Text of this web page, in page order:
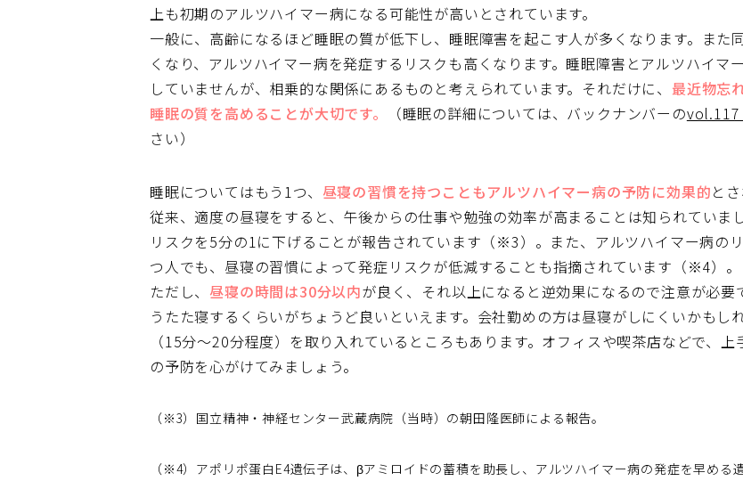
上も初期のアルツハイマー病になる可能性が高いとされています。
一般に、高齢になるほど睡眠の質が低下し、睡眠障害を起こす人が多くなります。また
くなり、アルツハイマー病を発症するリスクも高くなります。睡眠障害とアルツハイマ
していませんが、相乗的な関係にあるものと考えられています。それだけに、 最近物忘
睡眠の質を高めることが大切です。
（睡眠の詳細については、バックナンバーのvol.117
さい）
睡眠についてはもう1つ、 昼寝の習慣を持つこともアルツハイマー病の予防に効果的と
従来、適度の昼寝をすると、午後からの仕事や勉強の効率が高まることは知られてい
リスクを5分の1に下げることが報告されています（※3）。また、アルツハイマー病の
つ人でも、昼寝の習慣によって発症リスクが低減することも指摘されています（※4）。
ただし、 昼寝の時間は30分以内が良く、それ以上になると逆効果になるので注意が必要
うたた寝するくらいがちょうど良いといえます。会社勤めの方は昼寝がしにくいかもし
（15分～20分程度）を取り入れているところもあります。オフィスや喫茶店などで、
の予防を心がけてみましょう。
（※3）国立精神・神経センター武蔵病院（当時）の朝田隆医師による報告。
（※4）アポリポ蛋白E4遺伝子は、βアミロイドの蓄積を助長し、アルツハイマー病の発症を早める